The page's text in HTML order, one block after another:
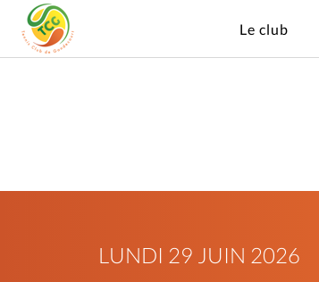
Le club
LUNDI 29 JUIN 2026